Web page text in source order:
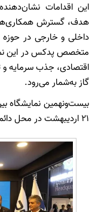
این اقدامات
هدف، گسترش همکاری‌های
داخلی و خارجی در حوزه
متخصص پدکس در این
اقتصادی، جذب سرمایه و
گاز به‌شمار می‌رود.
۲۱ اردیبهشت در محل دائمی نمایشگاه‌های بین‌المللی تهران برگزار شد.